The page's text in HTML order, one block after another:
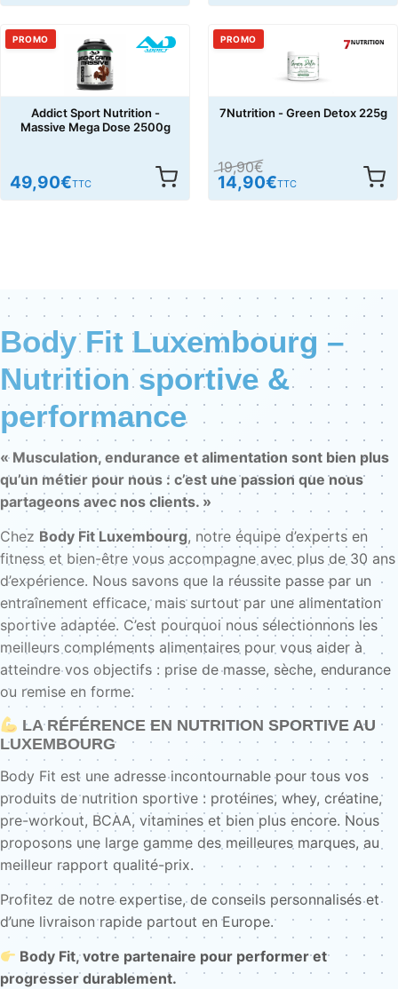
PROMO
Addict Sport Nutrition -
Massive Mega Dose 2500g
49,90€TTC
PROMO
7Nutrition - Green Detox 225g
19,90€
14,90€TTC
Body Fit Luxembourg –
Nutrition sportive &
performance
« Musculation, endurance et alimentation sont bien plus
qu’un métier pour nous : c’est une passion que nous
partageons avec nos clients. »
Chez Body Fit Luxembourg, notre équipe d’experts en
fitness et bien-être vous accompagne avec plus de 30 ans
d’expérience. Nous savons que la réussite passe par un
entraînement efficace, mais surtout par une alimentation
sportive adaptée. C’est pourquoi nous sélectionnons les
meilleurs compléments alimentaires pour vous aider à
atteindre vos objectifs : prise de masse, sèche, endurance
ou remise en forme.
LA RÉFÉRENCE EN NUTRITION SPORTIVE AU
LUXEMBOURG
Body Fit est une adresse incontournable pour tous vos
produits de nutrition sportive : protéines, whey, créatine,
pre-workout, BCAA, vitamines et bien plus encore. Nous
proposons une large gamme des meilleures marques, au
meilleur rapport qualité-prix.
Profitez de notre expertise, de conseils personnalisés et
d’une livraison rapide partout en Europe.
Body Fit, votre partenaire pour performer et
progresser durablement.